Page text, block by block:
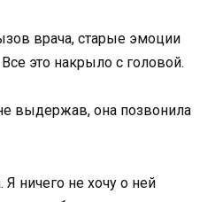
врача, старые эмоции
это накрыло с головой.
выдержав, она позвонила
ничего не хочу о ней